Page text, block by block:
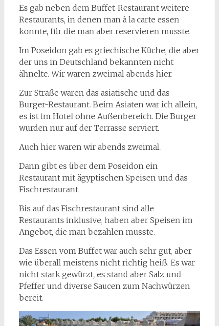
Es gab neben dem Buffet-Restaurant weitere
Restaurants, in denen man à la carte essen
konnte, für die man aber reservieren musste.
Im Poseidon gab es griechische Küche, die aber
der uns in Deutschland bekannten nicht
ähnelte. Wir waren zweimal abends hier.
Zur Straße waren das asiatische und das
Burger-Restaurant. Beim Asiaten war ich allein,
es ist im Hotel ohne Außenbereich. Die Burger
wurden nur auf der Terrasse serviert.
Auch hier waren wir abends zweimal.
Dann gibt es über dem Poseidon ein
Restaurant mit ägyptischen Speisen und das
Fischrestaurant.
Bis auf das Fischrestaurant sind alle
Restaurants inklusive, haben aber Speisen im
Angebot, die man bezahlen musste.
Das Essen vom Buffet war auch sehr gut, aber
wie überall meistens nicht richtig heiß. Es war
nicht stark gewürzt, es stand aber Salz und
Pfeffer und diverse Saucen zum Nachwürzen
bereit.